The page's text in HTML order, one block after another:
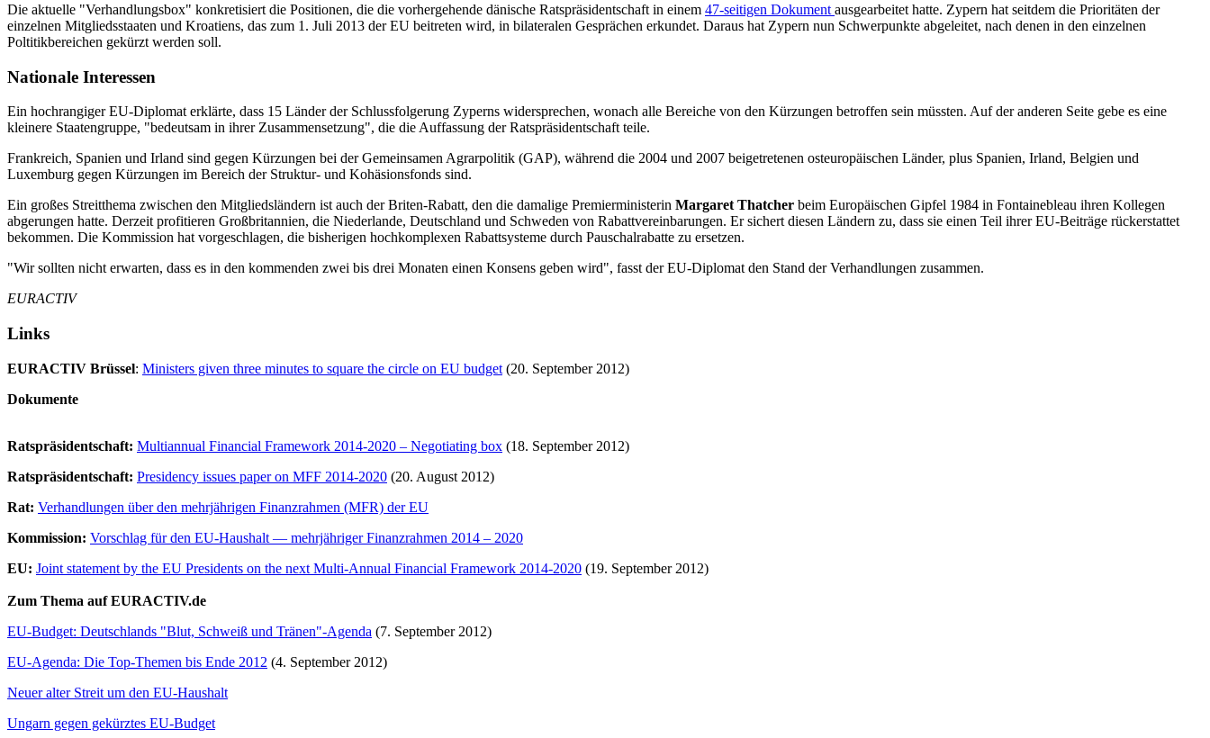
Die aktuelle "Verhandlungsbox" konkretisiert die Positionen, die die vorhergehende dänische Ratspräsidentschaft in einem 47-seitigen Dokument ausgearbeitet hatte. Zypern hat seitdem die Prioritäten der
einzelnen Mitgliedsstaaten und Kroatiens, das zum 1. Juli 2013 der EU beitreten wird, in bilateralen Gesprächen erkundet. Daraus hat Zypern nun Schwerpunkte abgeleitet, nach denen in den einzelnen
Poltitikbereichen gekürzt werden soll.
Nationale Interessen
Ein hochrangiger EU-Diplomat erklärte, dass 15 Länder der Schlussfolgerung Zyperns widersprechen, wonach alle Bereiche von den Kürzungen betroffen sein müssten. Auf der anderen Seite gebe es eine
kleinere Staatengruppe, "bedeutsam in ihrer Zusammensetzung", die die Auffassung der Ratspräsidentschaft teile.
Frankreich, Spanien und Irland sind gegen Kürzungen bei der Gemeinsamen Agrarpolitik (GAP), während die 2004 und 2007 beigetretenen osteuropäischen Länder, plus Spanien, Irland, Belgien und
Luxemburg gegen Kürzungen im Bereich der Struktur- und Kohäsionsfonds sind.
Ein großes Streitthema zwischen den Mitgliedsländern ist auch der Briten-Rabatt, den die damalige Premierministerin Margaret Thatcher beim Europäischen Gipfel 1984 in Fontainebleau ihren Kollegen
abgerungen hatte. Derzeit profitieren Großbritannien, die Niederlande, Deutschland und Schweden von Rabattvereinbarungen. Er sichert diesen Ländern zu, dass sie einen Teil ihrer EU-Beiträge rückerstattet
bekommen. Die Kommission hat vorgeschlagen, die bisherigen hochkomplexen Rabattsysteme durch Pauschalrabatte zu ersetzen.
"Wir sollten nicht erwarten, dass es in den kommenden zwei bis drei Monaten einen Konsens geben wird", fasst der EU-Diplomat den Stand der Verhandlungen zusammen.
EURACTIV
Links
EURACTIV Brüssel: Ministers given three minutes to square the circle on EU budget (20. September 2012)
Dokumente
Ratspräsidentschaft: Multiannual Financial Framework 2014-2020 – Negotiating box (18. September 2012)
Ratspräsidentschaft: Presidency issues paper on MFF 2014-2020 (20. August 2012)
Rat: Verhandlungen über den mehrjährigen Finanzrahmen (MFR) der EU
Kommission: Vorschlag für den EU-Haushalt — mehrjähriger Finanzrahmen 2014 – 2020
EU: Joint statement by the EU Presidents on the next Multi-Annual Financial Framework 2014-2020 (19. September 2012)
Zum Thema auf EURACTIV.de
EU-Budget: Deutschlands "Blut, Schweiß und Tränen"-Agenda (7. September 2012)
EU-Agenda: Die Top-Themen bis Ende 2012 (4. September 2012)
Neuer alter Streit um den EU-Haushalt
Ungarn gegen gekürztes EU-Budget